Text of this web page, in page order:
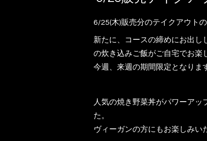
6/25(木)販売分のテイクアウト
新たに、コースの締めにお出し
の炊き込みご飯がご自宅でお楽
今週、来週の期間限定となりま
人気の焼き野菜丼がパワーアッ
た。
ヴィーガンの方にもお楽しみい